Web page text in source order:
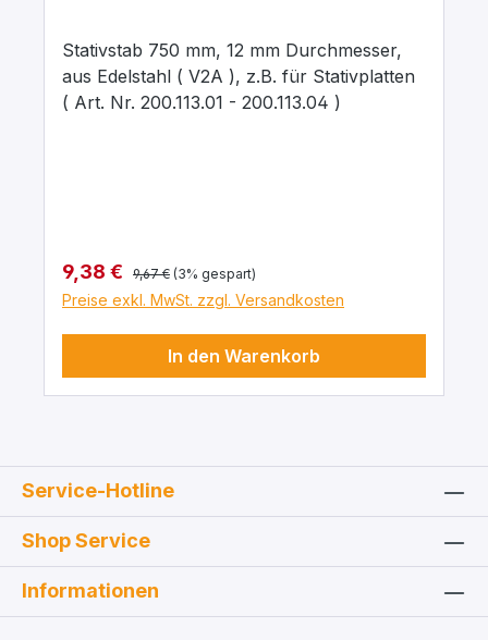
Stativstab 750 mm, 12 mm Durchmesser,
aus Edelstahl ( V2A ), z.B. für Stativplatten
( Art. Nr. 200.113.01 - 200.113.04 )
Verkaufspreis:
9,38 € Regulärer Preis:
9,67 € (3% gespart)
Preise exkl. MwSt. zzgl. Versandkosten
In den Warenkorb
Service-Hotline
Shop Service
Informationen